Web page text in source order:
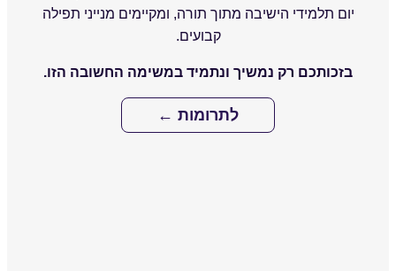
יום תלמידי הישיבה מתוך תורה, ומקיימים מנייני תפילה
קבועים.
בזכותכם רק נמשיך ונתמיד במשימה החשובה הזו.
לתרומות ←